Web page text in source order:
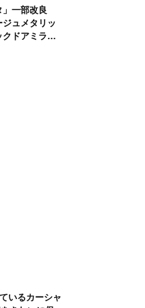
」一部改良
ュメタリッ
ドアミラー
いるカーシャ